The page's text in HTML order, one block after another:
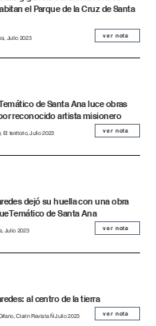
el Parque de la Cruz de Santa
Julio 2023 ver nota
de Santa Ana luce obras
reconocido artista misionero
El territorio, Julio 2023 ver nota
dejó su huella con una obra
Temático de Santa Ana
Julio 2023 ver nota
al centro de la tierra
Clarin Revista Ñ Julio 2023 ver nota